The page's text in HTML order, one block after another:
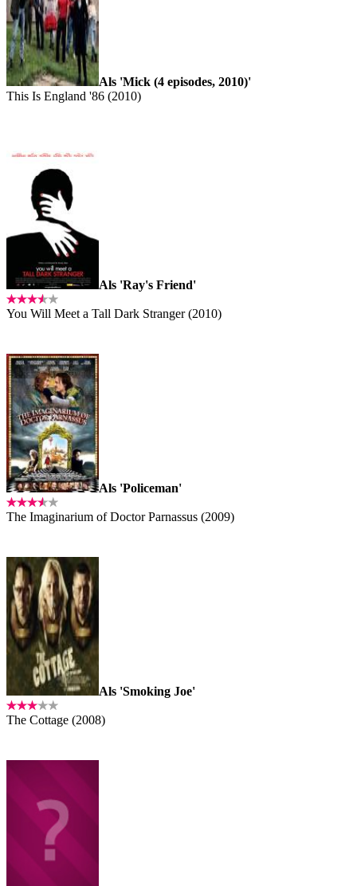
Als 'Mick (4 episodes, 2010)'
This Is England '86 (2010)
Als 'Ray's Friend'
You Will Meet a Tall Dark Stranger (2010)
Als 'Policeman'
The Imaginarium of Doctor Parnassus (2009)
Als 'Smoking Joe'
The Cottage (2008)